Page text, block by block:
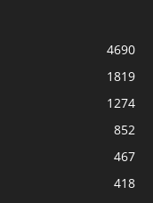
4690
1819
1274
852
467
418